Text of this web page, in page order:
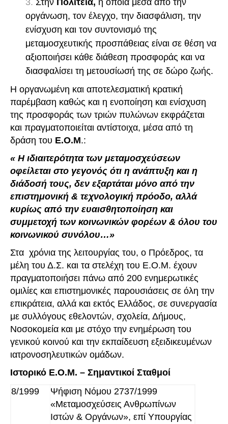
Στην Πολιτεία, η οποία μέσα από την
οργάνωση, τον έλεγχο, την διασφάλιση, την
ενίσχυση και τον συντονισμό της
μεταμοσχευτικής προσπάθειας είναι σε θέση να
αξιοποιήσει κάθε διάθεση προσφοράς και να
διασφαλίσει τη μετουσίωσή της σε δώρο ζωής.
Η οργανωμένη και αποτελεσματική κρατική
παρέμβαση καθώς και η ενοποίηση και ενίσχυση
της προσφοράς των τριών πυλώνων εκφράζεται
και πραγματοποιείται αντίστοιχα, μέσα από τη
δράση του Ε.Ο.Μ.:
« Η ιδιαιτερότητα των μεταμοσχεύσεων
οφείλεται στο γεγονός ότι η ανάπτυξη και η
διάδοσή τους, δεν εξαρτάται μόνο από την
επιστημονική & τεχνολογική πρόοδο, αλλά
κυρίως από την ευαισθητοποίηση και
συμμετοχή των κοινωνικών φορέων & όλου του
κοινωνικού συνόλου…»
Στα χρόνια της λειτουργίας του, ο Πρόεδρος, τα
μέλη του Δ.Σ. και τα στελέχη του Ε.Ο.Μ. έχουν
πραγματοποιήσει πάνω από 200 ενημερωτικές
ομιλίες και επιστημονικές παρουσιάσεις σε όλη την
επικράτεια, αλλά και εκτός Ελλάδος, σε συνεργασία
με συλλόγους εθελοντών, σχολεία, Δήμους,
Νοσοκομεία και με στόχο την ενημέρωση του
γενικού κοινού και την εκπαίδευση εξειδικευμένων
ιατρονοσηλευτικών ομάδων.
Ιστορικό Ε.Ο.Μ. – Σημαντικοί Σταθμοί
8/1999
Ψήφιση Νόμου 2737/1999
«Μεταμοσχεύσεις Ανθρωπίνων
Ιστών & Οργάνων», επί Υπουργίας